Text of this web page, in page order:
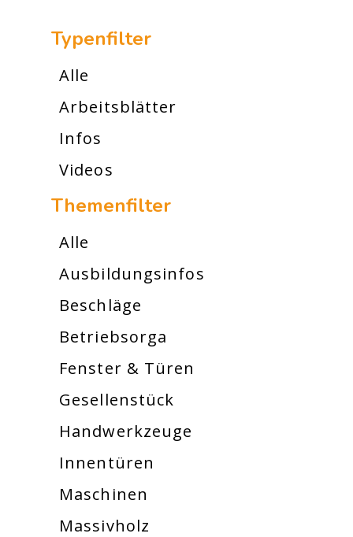
Typenfilter
Alle
Arbeitsblätter
Infos
Videos
Themenfilter
Alle
Ausbildungsinfos
Beschläge
Betriebsorga
Fenster & Türen
Gesellenstück
Handwerkzeuge
Innentüren
Maschinen
Massivholz